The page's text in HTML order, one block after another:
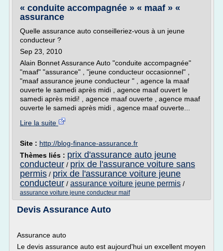
« conduite accompagnée » « maaf » «
assurance
Quelle assurance auto conseilleriez-vous à un jeune
conducteur ?
Sep 23, 2010
Alain Bonnet Assurance Auto "conduite accompagnée"
"maaf" "assurance" , "jeune conducteur occasionnel" ,
"maaf assurance jeune conducteur " , agence la maaf
ouverte le samedi après midi , agence maaf ouvert le
samedi après midi! , agence maaf ouverte , agence maaf
ouverte le samedi après midi , agence maaf ouverte...
Lire la suite
Site : http://blog-finance-assurance.fr
Thèmes liés : prix d'assurance auto jeune
conducteur / prix de l'assurance voiture sans
permis / prix de l'assurance voiture jeune
conducteur / assurance voiture jeune permis /
assurance voiture jeune conducteur maif
Devis Assurance Auto
Assurance auto
Le devis assurance auto est aujourd'hui un excellent moyen